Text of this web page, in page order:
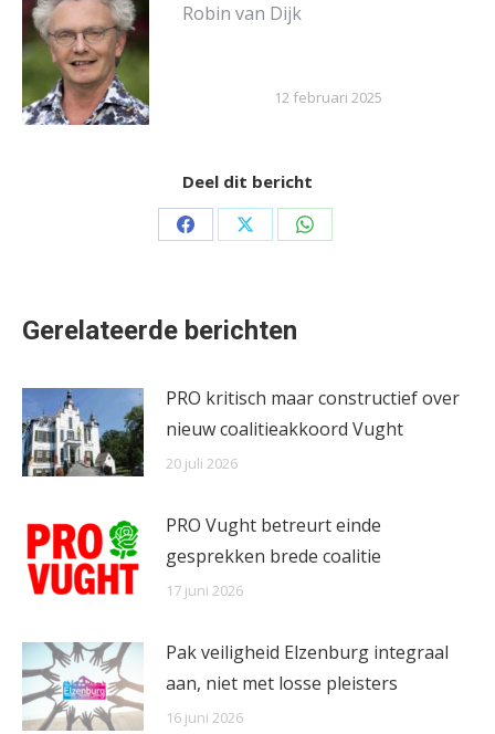
Robin van Dijk
12 februari 2025
Deel dit bericht
Share Share Share
Gerelateerde berichten
PRO kritisch maar constructief over
nieuw coalitieakkoord Vught
20 juli 2026
PRO Vught betreurt einde
gesprekken brede coalitie
17 juni 2026
Pak veiligheid Elzenburg integraal
aan, niet met losse pleisters
16 juni 2026